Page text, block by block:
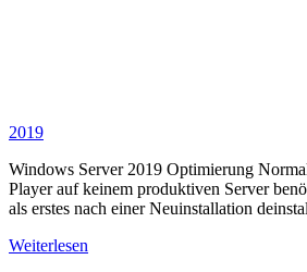
2019
Windows Server 2019 Optimierung
Player auf keinem produktiven Server
als erstes nach einer Neuinstallation
Weiterlesen